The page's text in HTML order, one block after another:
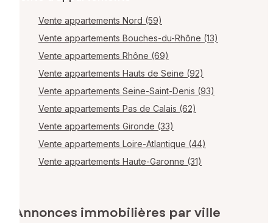
Vente appartements Nord (59)
Vente appartements Bouches-du-Rhône (13)
Vente appartements Rhône (69)
Vente appartements Hauts de Seine (92)
Vente appartements Seine-Saint-Denis (93)
Vente appartements Pas de Calais (62)
Vente appartements Gironde (33)
Vente appartements Loire-Atlantique (44)
Vente appartements Haute-Garonne (31)
Annonces immobilières par ville